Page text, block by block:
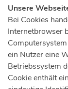
Notruf112
Ärztlicher
Giftnotrufzentrale
Tel: +49 228
Notfallzentrum
Unsere
Bei Cookies
Internetbrowser
ein Nutzer eine
Betriebssystem
Cookie enthält